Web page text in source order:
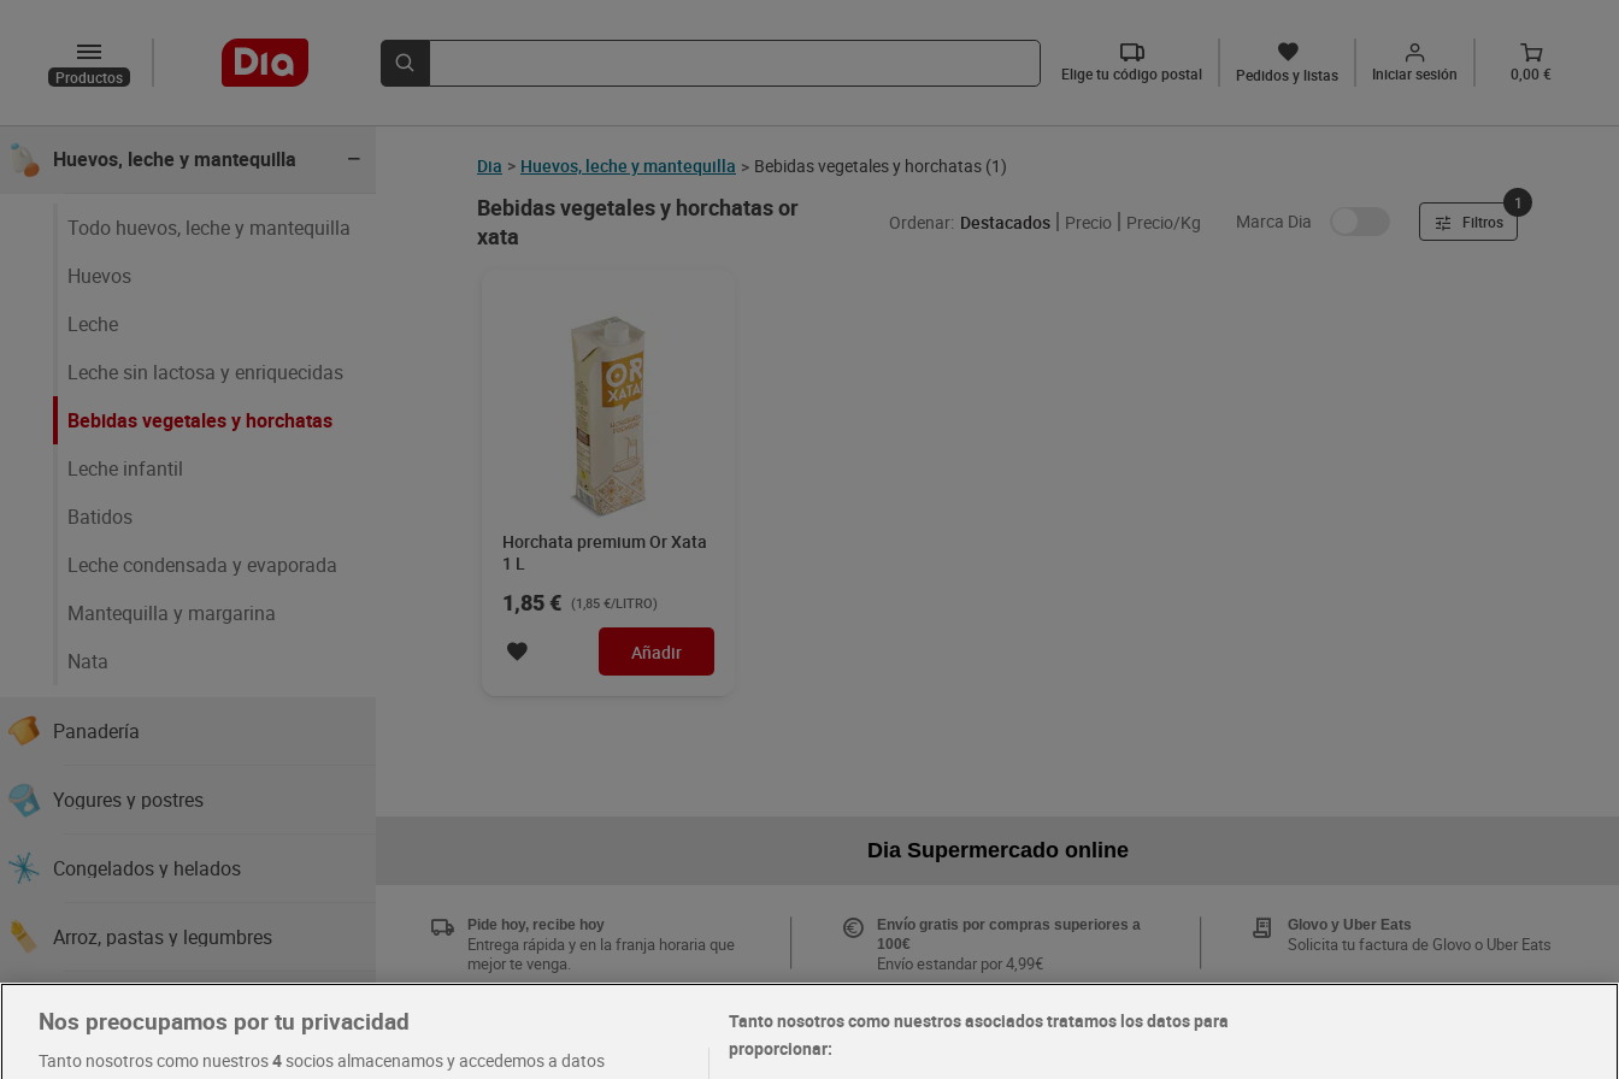
Productos Elige tu código postal Pedidos y listas Iniciar sesión 0,00 €
Quesos
Huevos, leche y mantequilla
Todo huevos, leche y mantequilla
Huevos
Leche
Leche sin lactosa y enriquecidas
Bebidas vegetales y horchatas
Leche infantil
Batidos
Leche condensada y evaporada
Mantequilla y margarina
Nata
Panadería
Yogures y postres
Congelados y helados
Arroz, pastas y legumbres
Dia > Huevos, leche y mantequilla > Bebidas vegetales y horchatas (1)
Bebidas vegetales y horchatas or
xata
Ordenar: Destacados Precio Precio/Kg Marca Dia Filtros
1
Horchata premium Or Xata
1 L
1,85 € (1,85 €/LITRO)
Añadir
Dia Supermercado online
Pide hoy, recibe hoy
Entrega rápida y en la franja horaria que
mejor te venga.
Envío gratis por compras superiores a
100€
Envío estandar por 4,99€
Glovo y Uber Eats
Solicita tu factura de Glovo o Uber Eats
Disfruta las ventajas y ofertas
Nos preocupamos por tu privacidad
Tanto nosotros como nuestros4socios almacenamos y accedemos a datos
Tanto nosotros como nuestros asociados tratamos los datos para
proporcionar: